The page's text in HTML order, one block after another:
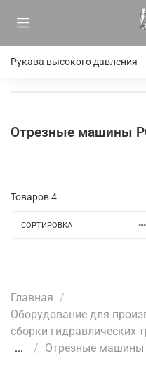
Рукава высокого давления
Отрезные машины
Товаров4
СОРТИРОВКА
Главная
Оборудование для
сборки гидравлических
...
Отрезные машины